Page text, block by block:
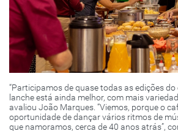
“Participamos de quase todas as edições do
lanche está ainda melhor, com mais
avaliou João Marques. “Viemos, porque o
oportunidade de dançar vários ritmos de
que namoramos, cerca de 40 anos atrás”,